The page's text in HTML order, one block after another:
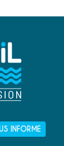
INFORME